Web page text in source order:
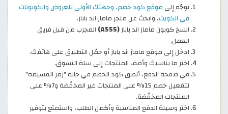
توجّه إلى موقع كود خصم، وجهتك الأولى للعروض والكوبونات
في الكويت، وابحث عن متجر ماماز اند باباز.
انسخ كوبون ماماز اند باباز(A555)
المجرب من قبل فريق
العمل.
ادخل إلى موقع ماماز اند باباز أو حمّل التطبيق على هاتفك.
اختر ما يناسبك وأضف المنتجات إلى سلة التسوق.
في صفحة الدفع، ألصق كود الخصم في خانة "رمز القسيمة"
لتفعيل خصم 15% على المنتجات غير المخفّضة و7% على
المنتجات المخفّضة.
اختر وسيلة الدفع المناسبة وأكمل الطلب، واستمتع بتوفير